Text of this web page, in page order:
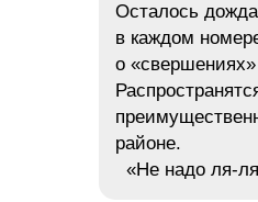
Осталось
в каждом
о
районе.
«Не надо ля-